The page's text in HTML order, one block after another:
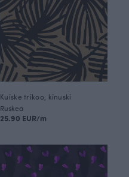
Kuiske trikoo, kinuski
Ruskea
25.90 EUR/m